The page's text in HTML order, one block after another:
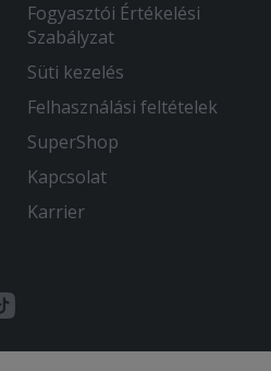
Fogyasztói Értékelési
Szabályzat
Süti kezelés
Felhasználási feltételek
SuperShop
Kapcsolat
Karrier